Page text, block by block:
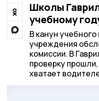
Школы
учебному
В канун
учреждения
комиссии. В
проверку
хватает